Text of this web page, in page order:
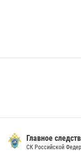
Главное
СК Российской